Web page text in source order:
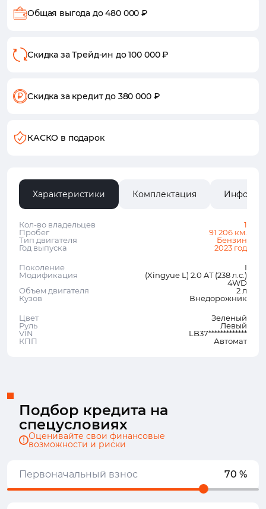
Общая выгода до 480 000 ₽
Скидка за Трейд-ин до 100 000 ₽
Скидка за кредитдо 380 000 ₽
КАСКО в подарок
Характеристики Комплектация
Кол-во владельцев
1
Пробег
91 206 км.
Тип двигателя
Бензин
Год выпуска
2023 год
Поколение
I
Модификация
(Xingyue L) 2.0 AT (238 л.с.)
4WD
Объем двигателя
2 л
Кузов
Внедорожник
Цвет
Зеленый
Руль
Левый
VIN
LB37*************
КПП
Автомат
Подбор кредита на
спецусловиях
Оценивайте свои финансовые
возможности и риски
Первоначальный взнос 70 %